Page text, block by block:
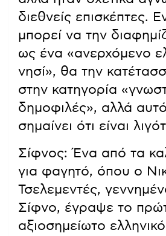
διεθνείς επισκέπτες.
μπορεί να την
ως ένα «ανερχόμενο
νησί», θα την
στην κατηγορία
δημοφιλές», αλλά
σημαίνει ότι είναι
Σίφνος: Ένα από τα
για φαγητό, όπου ο
Τσελεμεντές,
Σίφνο, έγραψε το
αξιοσημείωτο